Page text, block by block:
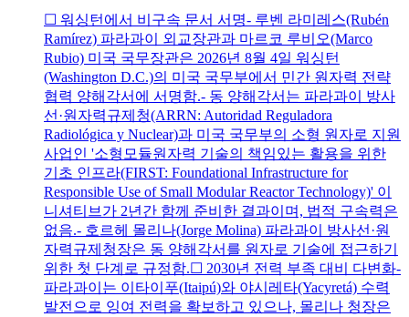
☐ 워싱턴에서 비구속 문서 서명- 루벤 라미레스(Rubén
Ramírez) 파라과이 외교장관과 마르코 루비오(Marco
Rubio) 미국 국무장관은 2026년 8월 4일 워싱턴
(Washington D.C.)의 미국 국무부에서 민간 원자력 전략
협력 양해각서에 서명함.- 동 양해각서는 파라과이 방사
선·원자력규제청(ARRN: Autoridad Reguladora
Radiológica y Nuclear)과 미국 국무부의 소형 원자로 지원
사업인 '소형모듈원자력 기술의 책임있는 활용을 위한
기초 인프라(FIRST: Foundational Infrastructure for
Responsible Use of Small Modular Reactor Technology)' 이
니셔티브가 2년간 함께 준비한 결과이며, 법적 구속력은
없음.- 호르헤 몰리나(Jorge Molina) 파라과이 방사선·원
자력규제청장은 동 양해각서를 원자로 기술에 접근하기
위한 첫 단계로 규정함.☐ 2030년 전력 부족 대비 다변화-
파라과이는 이타이푸(Itaipú)와 야시레타(Yacyretá) 수력
발전으로 잉여 전력을 확보하고 있으나, 몰리나 청장은